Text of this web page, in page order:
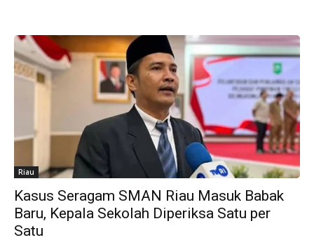
Riau
Kasus Seragam SMAN Riau Masuk Babak
Baru, Kepala Sekolah Diperiksa Satu per
Satu